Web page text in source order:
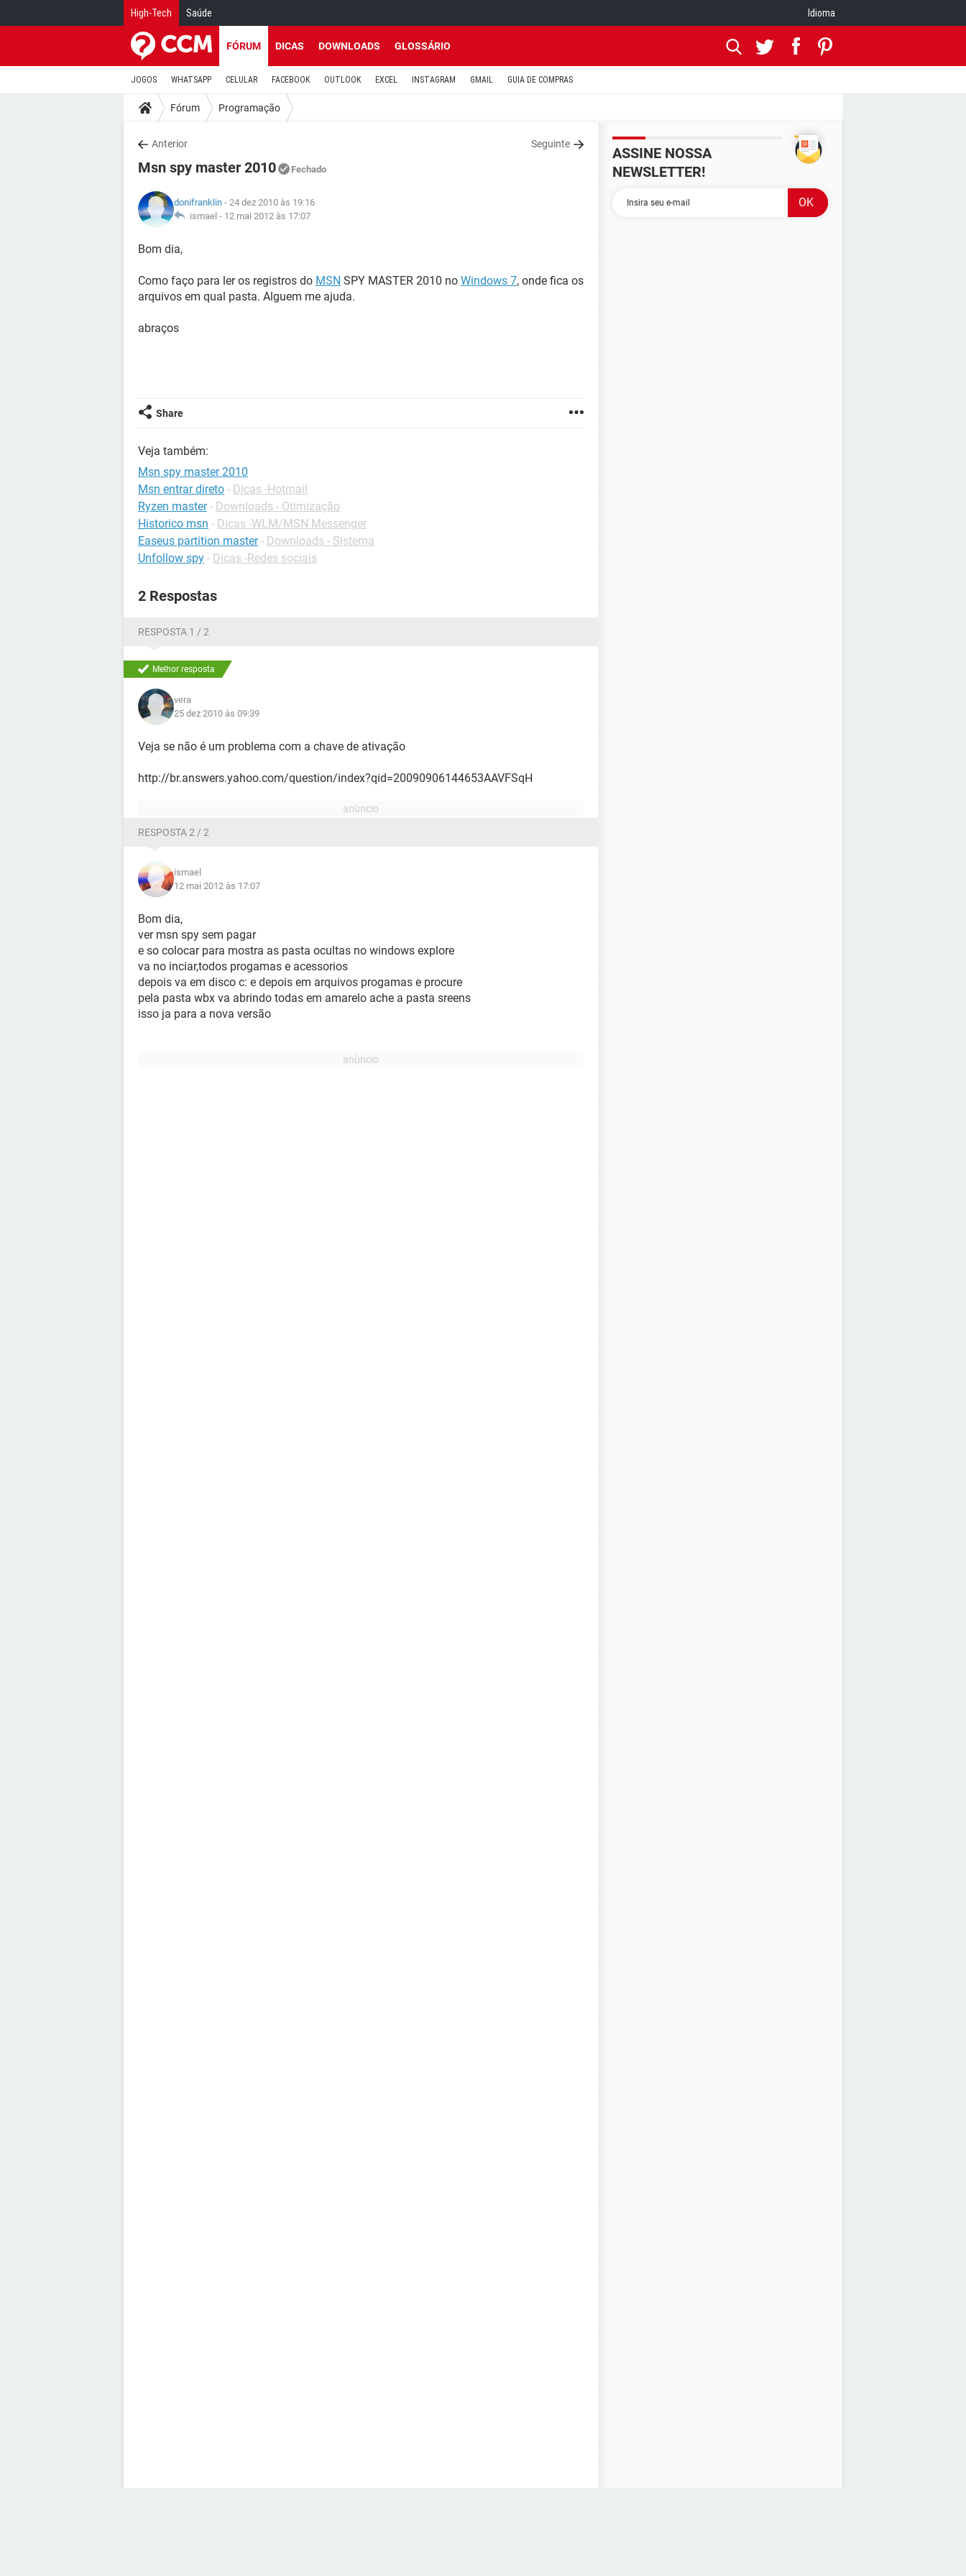
High-Tech Saúde Idioma
FÓRUM DICAS DOWNLOADS GLOSSÁRIO
JOGOS WHATSAPP CELULAR FACEBOOK OUTLOOK EXCEL INSTAGRAM GMAIL GUIA DE COMPRAS
Fórum Programação
Anterior Seguinte
Msn spy master 2010 Fechado
donifranklin - 24 dez 2010 às 19:16
ismael - 12 mai 2012 às 17:07
Bom dia,
Como faço para ler os registros do MSN SPY MASTER 2010 no Windows 7, onde fica os
arquivos em qual pasta. Alguem me ajuda.
abraços
Share
Veja também:
Msn spy master 2010
Msn entrar direto - Dicas -Hotmail
Ryzen master - Downloads - Otimização
Historico msn - Dicas -WLM/MSN Messenger
Easeus partition master - Downloads - Sistema
Unfollow spy - Dicas -Redes sociais
2 Respostas
RESPOSTA 1 / 2
Melhor resposta
vera
25 dez 2010 às 09:39
Veja se não é um problema com a chave de ativação
http://br.answers.yahoo.com/question/index?qid=20090906144653AAVFSqH
RESPOSTA 2 / 2
ismael
12 mai 2012 às 17:07
Bom dia,
ver msn spy sem pagar
e so colocar para mostra as pasta ocultas no windows explore
va no inciar,todos progamas e acessorios
depois va em disco c: e depois em arquivos progamas e procure
pela pasta wbx va abrindo todas em amarelo ache a pasta sreens
isso ja para a nova versão
ASSINE NOSSA
NEWSLETTER!